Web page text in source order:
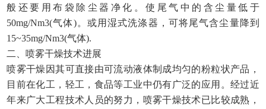
般还要用布袋除尘器净化。使尾气中的含尘量低于
50mg/Nm3(气体)。或用湿式洗涤器，可将尾气含尘量降到
15~35mg/Nm3(气体).
二、喷雾干燥技术进展
喷雾干燥因其可直接由可流动液体制成均匀的粉粒状产品，
目前在化工，轻工，食品等工业中仍有广泛的应用。经过近
年来广大工程技术人员的努力，喷雾干燥技术已比较成熟，